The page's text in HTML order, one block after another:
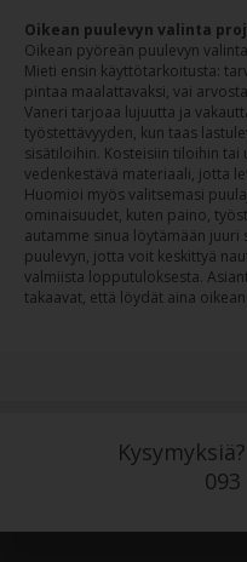
Oikean puulevyn valinta
Oikean pyöreän puulevyn
Mieti ensin käyttötarkoitusta:
pintaa maalattavaksi, vai
Vaneri tarjoaa lujuutta ja
työstettävyyden, kun taas
sisätiloihin. Kosteisiin tiloihin
vedenkestävä materiaali, jotta
Huomioi myös valitsemasi
ominaisuudet, kuten paino,
autamme sinua löytämään
puulevyn, jotta voit keskittyä
valmiista lopputuloksesta.
takaavat, että löydät aina
093